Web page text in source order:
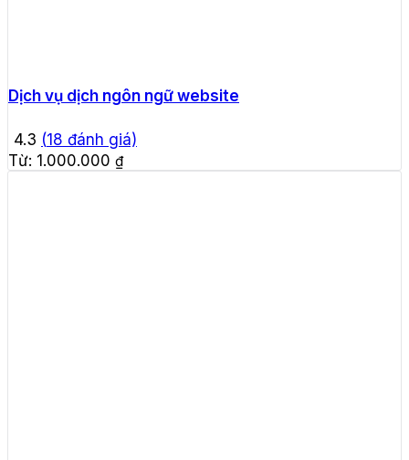
Dịch vụ dịch ngôn ngữ website
4.3 (18 đánh giá)
Từ: 1.000.000 ₫